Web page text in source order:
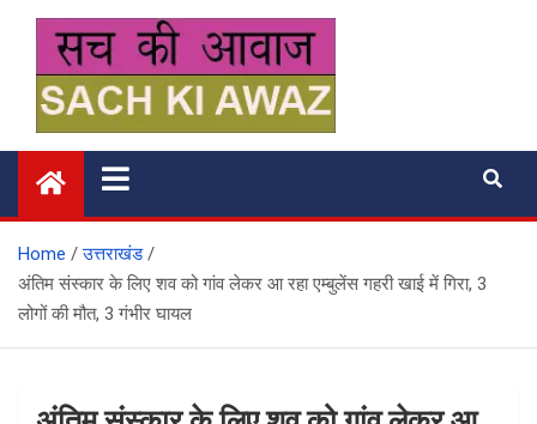
content
सच की आवाज
Home
उत्तराखंड
अंतिम संस्कार के लिए शव को गांव लेकर आ रहा एम्बुलेंस गहरी खाई में गिरा, 3
लोगों की मौत, 3 गंभीर घायल